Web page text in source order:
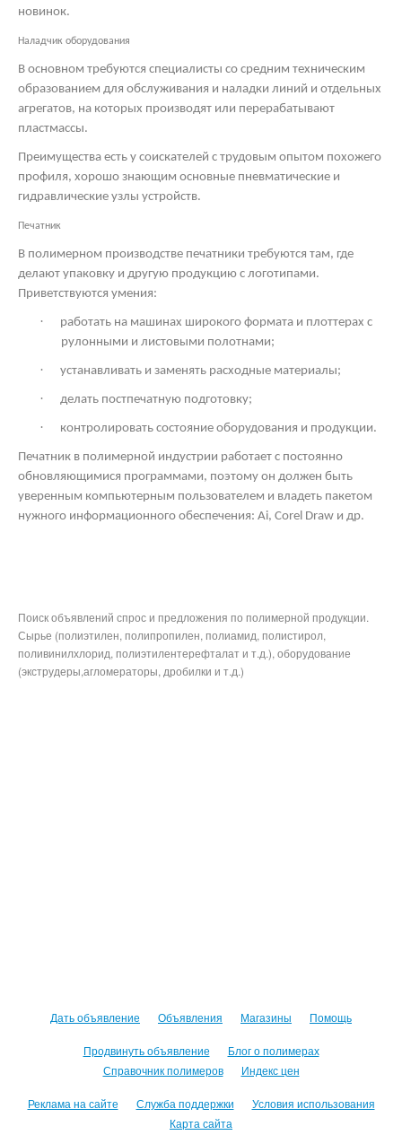
новинок.
Наладчик оборудования
В основном требуются специалисты со средним техническим
образованием для обслуживания и наладки линий и отдельных
агрегатов, на которых производят или перерабатывают
пластмассы.
Преимущества есть у соискателей с трудовым опытом похожего
профиля, хорошо знающим основные пневматические и
гидравлические узлы устройств.
Печатник
В полимерном производстве печатники требуются там, где
делают упаковку и другую продукцию с логотипами.
Приветствуются умения:
·
работать на машинах широкого формата и плоттерах с
рулонными и листовыми полотнами;
· устанавливать и заменять расходные материалы;
· делать постпечатную подготовку;
· контролировать состояние оборудования и продукции.
Печатник в полимерной индустрии работает с постоянно
обновляющимися программами, поэтому он должен быть
уверенным компьютерным пользователем и владеть пакетом
нужного информационного обеспечения: Ai, Corel Draw и др.
Поиск объявлений спрос и предложения по полимерной продукции.
Сырье (полиэтилен, полипропилен, полиамид, полистирол,
поливинилхлорид, полиэтилентерефталат и т.д.), оборудование
(экструдеры,агломераторы, дробилки и т.д.)
Дать объявление Объявления Магазины Помощь
Продвинуть объявление
Блог о полимерах
Справочник полимеров
Индекс цен
Реклама на сайте Служба поддержки
Условия использования
Карта сайта